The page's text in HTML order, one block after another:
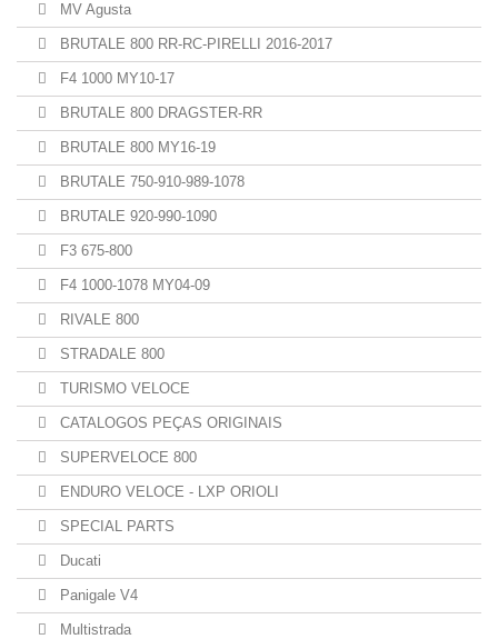
MV Agusta
BRUTALE 800 RR-RC-PIRELLI 2016-2017
F4 1000 MY10-17
BRUTALE 800 DRAGSTER-RR
BRUTALE 800 MY16-19
BRUTALE 750-910-989-1078
BRUTALE 920-990-1090
F3 675-800
F4 1000-1078 MY04-09
RIVALE 800
STRADALE 800
TURISMO VELOCE
CATALOGOS PEÇAS ORIGINAIS
SUPERVELOCE 800
ENDURO VELOCE - LXP ORIOLI
SPECIAL PARTS
Ducati
Panigale V4
Multistrada